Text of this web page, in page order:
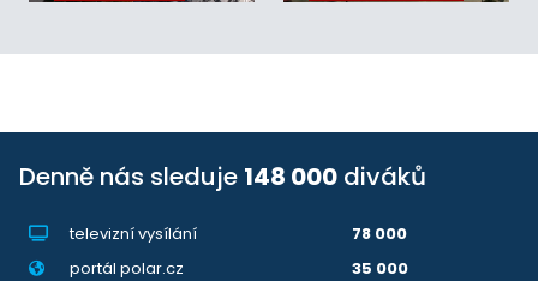
Denně nás sleduje 148 000 diváků
televizní vysílání
78 000
portál polar.cz
35 000